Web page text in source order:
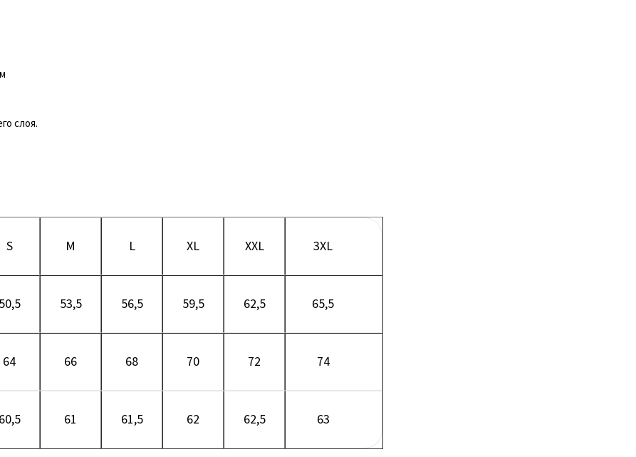
слоя.
S M L XL XXL 3XL
50,5 53,5 56,5 59,5 62,5 65,5
64 66 68 70 72 74
60,5 61 61,5 62 62,5 63